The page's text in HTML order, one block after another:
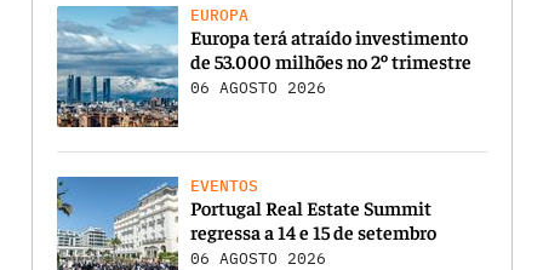
EUROPA
Europa terá atraído investimento
de 53.000 milhões no 2º trimestre
06 AGOSTO 2026
EVENTOS
Portugal Real Estate Summit
regressa a 14 e 15 de setembro
06 AGOSTO 2026